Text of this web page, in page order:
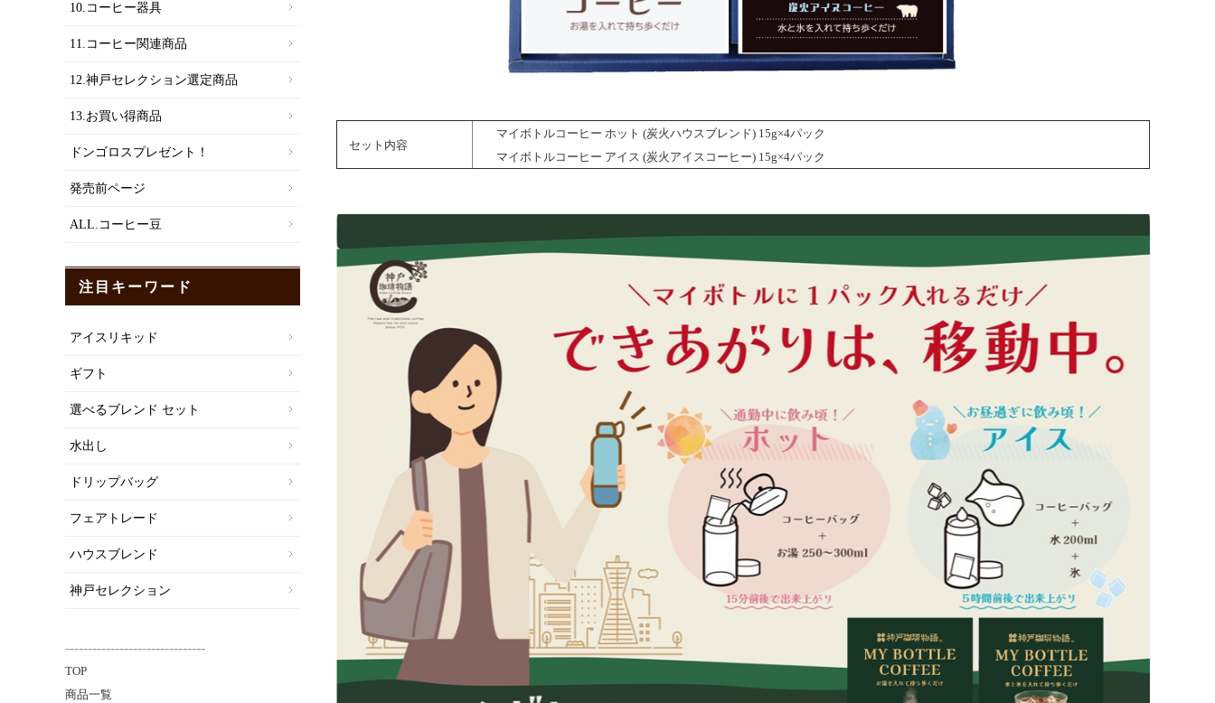
セット内容
マイボトルコーヒー ホット (炭火ハウスブレンド) 15g×4パック
マイボトルコーヒー アイス (炭火アイスコーヒー) 15g×4パック
10.コーヒー器具
11.コーヒー関連商品
12.神戸セレクション選定商品
13.お買い得商品
ドンゴロスプレゼント！
発売前ページ
ALL.コーヒー豆
注目キーワード
アイスリキッド
ギフト
選べるブレンド セット
水出し
ドリップバッグ
フェアトレード
ハウスブレンド
神戸セレクション
-------------------------------
TOP
商品一覧